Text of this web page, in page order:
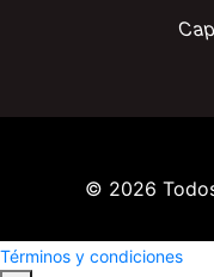
© 2026
Términos y condiciones